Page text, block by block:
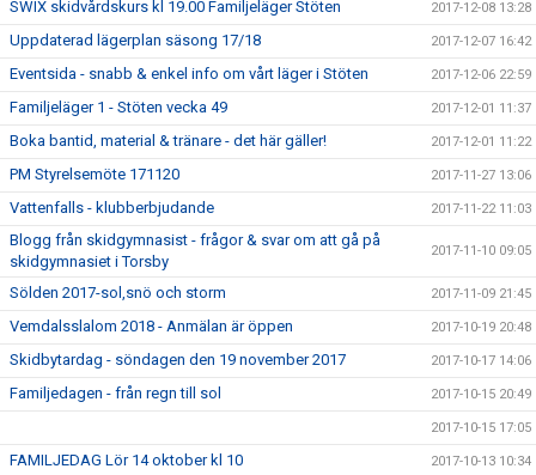
SWIX skidvårdskurs kl 19.00 Familjeläger Stöten 2017-12-08 13:28
Uppdaterad lägerplan säsong 17/18 2017-12-07 16:42
Eventsida - snabb & enkel info om vårt läger i Stöten 2017-12-06 22:59
Familjeläger 1 - Stöten vecka 49 2017-12-01 11:37
Boka bantid, material & tränare - det här gäller! 2017-12-01 11:22
PM Styrelsemöte 171120 2017-11-27 13:06
Vattenfalls - klubberbjudande 2017-11-22 11:03
Blogg från skidgymnasist - frågor & svar om att gå på
skidgymnasiet i Torsby
2017-11-10 09:05
Sölden 2017-sol,snö och storm 2017-11-09 21:45
Vemdalsslalom 2018 - Anmälan är öppen 2017-10-19 20:48
Skidbytardag - söndagen den 19 november 2017 2017-10-17 14:06
Familjedagen - från regn till sol 2017-10-15 20:49
2017-10-15 17:05
FAMILJEDAG Lör 14 oktober kl 10 2017-10-13 10:34